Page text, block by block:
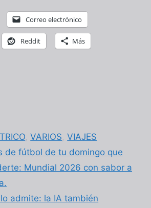
Correo electrónico
Reddit Más
,VARIOS,VIAJES
de fútbol de tu domingo que
Mundial 2026 con sabor a
admite: la IA también